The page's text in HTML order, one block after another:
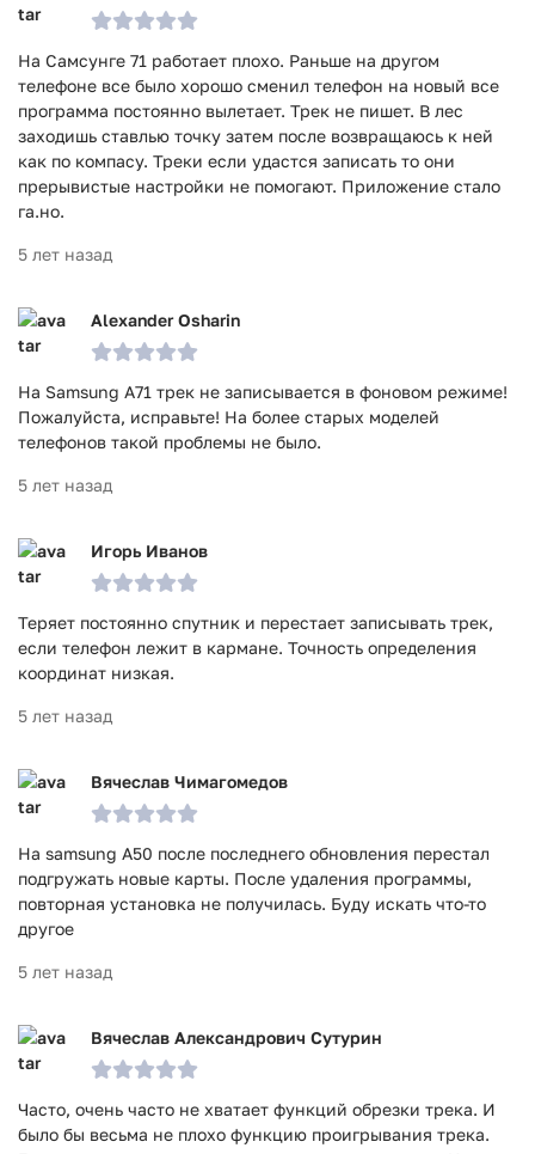
На Самсунге 71 работает плохо. Раньше на другом
телефоне все было хорошо сменил телефон на новый все
программа постоянно вылетает. Трек не пишет. В лес
заходишь ставлью точку затем после возвращаюсь к ней
как по компасу. Треки если удастся записать то они
прерывистые настройки не помогают. Приложение стало
га.но.
5 лет назад
Alexander Osharin
На Samsung A71 трек не записывается в фоновом режиме!
Пожалуйста, исправьте! На более старых моделей
телефонов такой проблемы не было.
5 лет назад
Игорь Иванов
Теряет постоянно спутник и перестает записывать трек,
если телефон лежит в кармане. Точность определения
координат низкая.
5 лет назад
Вячеслав Чимагомедов
На samsung A50 после последнего обновления перестал
подгружать новые карты. После удаления программы,
повторная установка не получилась. Буду искать что-то
другое
5 лет назад
Вячеслав Александрович Сутурин
Часто, очень часто не хватает функций обрезки трека. И
было бы весьма не плохо функцию проигрывания трека.